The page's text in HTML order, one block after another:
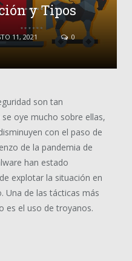
y Tipos
11, 2021
0
son tan
oye mucho sobre ellas,
con el paso de
de la pandemia de
han estado
explotar la situación en
Una de las tácticas más
es el uso de troyanos.